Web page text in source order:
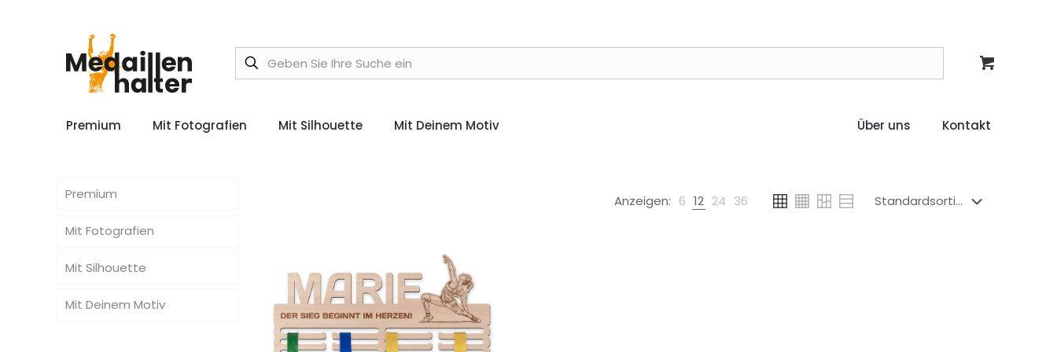
Premium Mit Fotografien Mit Silhouette Mit Deinem Motiv Über uns Kontakt
Anzeigen: 6 12 24 36
Premium
Mit Fotografien
Mit Silhouette
Mit Deinem Motiv